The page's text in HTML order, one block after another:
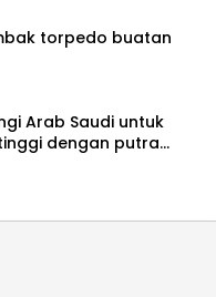
torpedo buatan
Arab Saudi untuk
dengan putra